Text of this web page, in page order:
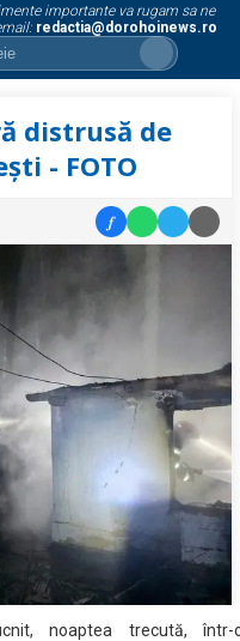
importante va rugam sa ne
redactia@dorohoinews.ro
distrusă de
- FOTO
f
noaptea trecută, într-